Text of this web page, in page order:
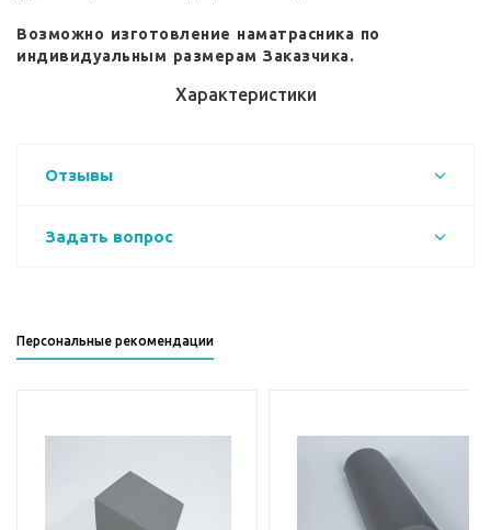
Возможно изготовление наматрасника по
индивидуальным размерам Заказчика.
Характеристики
Отзывы
Задать вопрос
Персональные рекомендации